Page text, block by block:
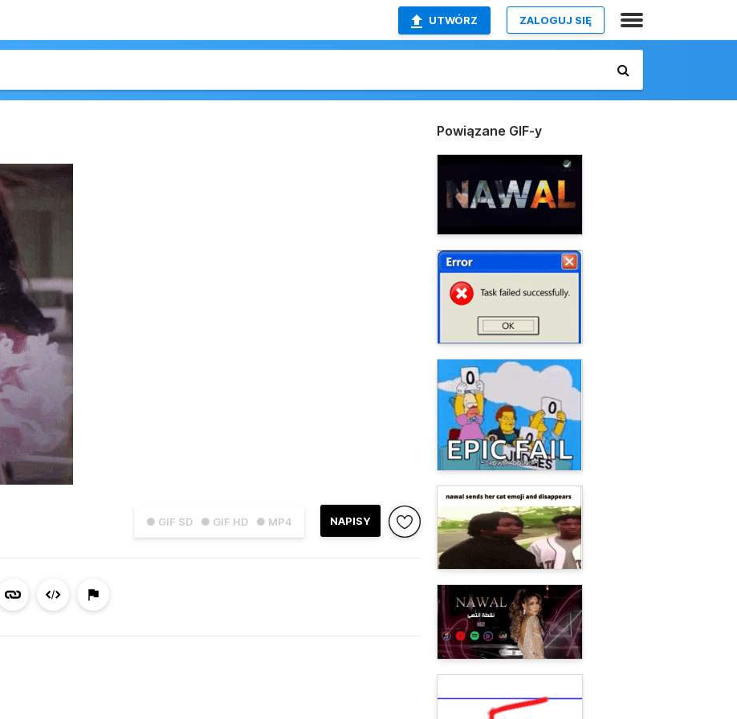
UTWÓRZ ZALOGUJ SIĘ
● GIF SD ● GIF HD ● MP4 NAPISY
Powiązane GIF-y